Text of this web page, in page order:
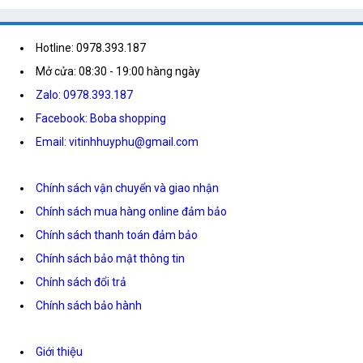
Hotline: 0978.393.187
Mở cửa: 08:30 - 19:00 hàng ngày
Zalo: 0978.393.187
Facebook: Boba shopping
Email: vitinhhuyphu@gmail.com
Chính sách vận chuyển và giao nhận
Chính sách mua hàng online đảm bảo
Chính sách thanh toán đảm bảo
Chính sách bảo mật thông tin
Chính sách đổi trả
Chính sách bảo hành
Giới thiệu